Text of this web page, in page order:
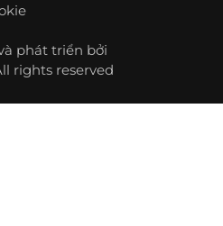
phát triển bởi
rights reserved